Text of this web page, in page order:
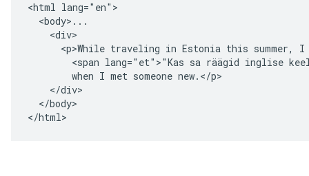
<html lang="en">
  <body>...
    <div>
<p>While traveling in Estonia this summer, I
<span lang="et">"Kas sa räägid inglise
        when I met someone new.</p>
    </div>
  </body>
</html>